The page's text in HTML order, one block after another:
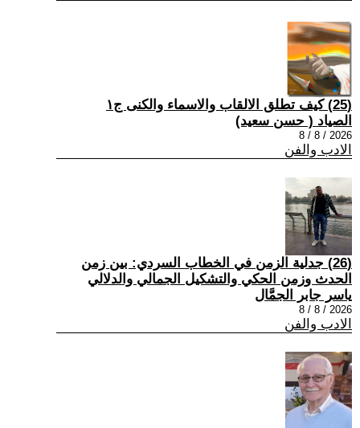
(25) كيف تطلق الالقاب والاسماء والكنى ج١
الصياد ‏( حسن سعيد‏)
2026 / 8 / 8
الادب والفن
(26) جدلية الزمن في الخطاب السردي: بين زمن
الحدث وزمن الحكي والتشكيل الجمالي والدلالي
ياسر جابر الجمَّال
2026 / 8 / 8
الادب والفن